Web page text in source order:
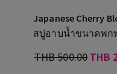
Japanese Cherry
สบู่อาบน้ำขนาดพก
THB 500.00 THB